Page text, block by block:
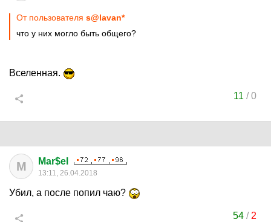
От пользователя s@lavan*
что у них могло быть общего?
Вселенная.
11 /0
M Mar$el
13:11, 26.04.2018
Убил, а после попил чаю?
54 / 2